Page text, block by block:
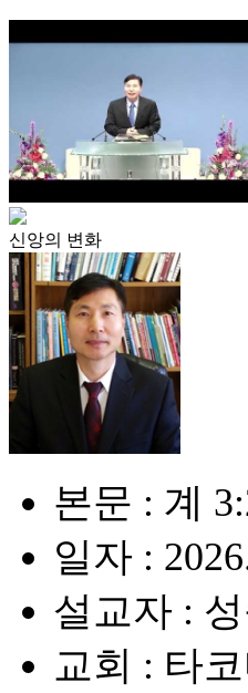
신앙의 변화
본문 : 계
일자 :
설교자 :
교회 : 타